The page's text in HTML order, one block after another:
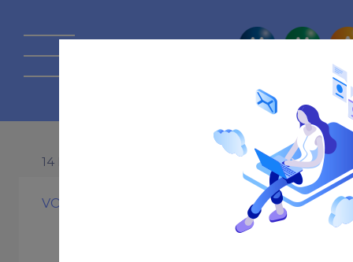
La route
14 NOVEMBRE 2016
VOITURE
Carte grise :